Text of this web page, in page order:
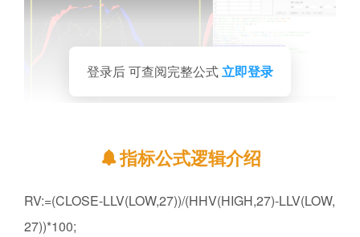
登录后 可查阅完整公式立即登录
指标公式逻辑介绍
RV:=(CLOSE-LLV(LOW,27))/(HHV(HIGH,27)-LLV(LOW,
27))*100;